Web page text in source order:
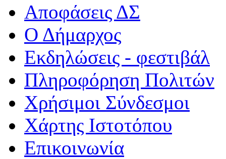
Αποφάσεις ΔΣ
Ο Δήμαρχος
Εκδηλώσεις - φεστιβάλ
Πληροφόρηση Πολιτών
Χρήσιμοι Σύνδεσμοι
Χάρτης Ιστοτόπου
Επικοινωνία